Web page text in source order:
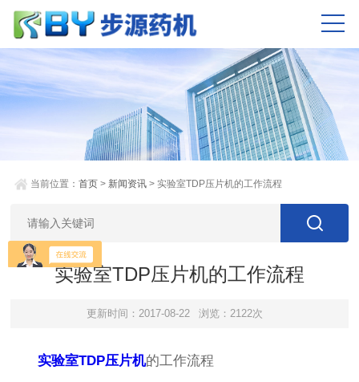
当前位置：首页 > 新闻资讯 > 实验室TDP压片机的工作流程
实验室TDP压片机的工作流程
更新时间：2017-08-22 浏览：2122次
实验室TDP压片机的工作流程